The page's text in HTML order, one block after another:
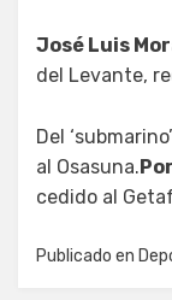
José Luis
del Levante,
Del
al Osasuna.
cedido al
Publicado en